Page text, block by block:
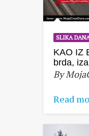
SLIKA
KAO IZ
brda,
By
Read